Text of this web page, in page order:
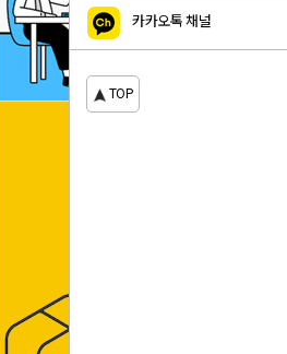
카카오톡 채널
TOP